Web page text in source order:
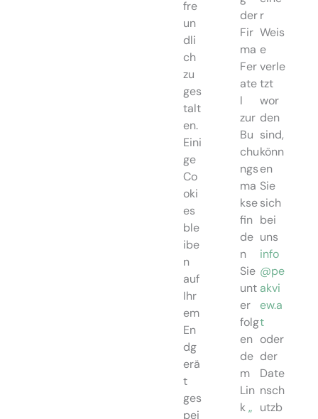
r
Weis
e
verle
tzt
wor
den
sind,
könn
en
Sie
sich
bei
uns
info
@pe
akvi
ew.a
t
oder
der
Date
nsch
utzb
der
Fir
ma
Fer
ate
l
zur
Bu
chu
ngs
ma
kse
fin
de
n
Sie
unt
er
folg
en
de
m
Lin
k„
fre
un
dli
ch
zu
ges
talt
en.
Eini
ge
Co
oki
es
ble
ibe
n
auf
Ihr
em
En
dg
erä
t
ges
pei